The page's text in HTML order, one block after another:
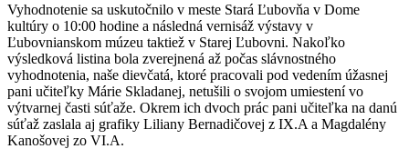
Vyhodnotenie sa uskutočnilo v meste Stará Ľubovňa v Dome
kultúry o 10:00 hodine a následná vernisáž výstavy v
Ľubovnianskom múzeu taktiež v Starej Ľubovni. Nakoľko
výsledková listina bola zverejnená až počas slávnostného
vyhodnotenia, naše dievčatá, ktoré pracovali pod vedením úžasnej
pani učiteľky Márie Skladanej, netušili o svojom umiestení vo
výtvarnej časti súťaže. Okrem ich dvoch prác pani učiteľka na danú
súťaž zaslala aj grafiky Liliany Bernadičovej z IX.A a Magdalény
Kanošovej zo VI.A.